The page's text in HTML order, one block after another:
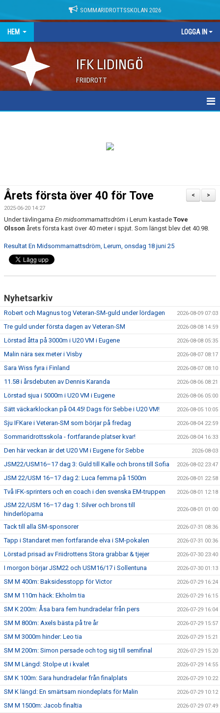
SOMMARIDROTTSSKOLAN 2026
HEM LOGGA IN
IFK LIDINGÖ
FRIIDROTT
>
<
Årets första över 40 för Tove
2025-06-20 14:27
Under tävlingarna En midsommarnattsdröm i Lerum kastade Tove
Olsson årets första kast över 40 meter i spjut. Som längst blev det 40.98.
Resultat En Midsommarnattsdröm, Lerum, onsdag 18 juni 25
Nyhetsarkiv
Robert och Magnus tog Veteran-SM-guld under lördagen 2026-08-09 07:03
Tre guld under första dagen av Veteran-SM 2026-08-08 14:59
Lörstad åtta på 3000m i U20 VM i Eugene 2026-08-08 05:35
Malin nära sex meter i Visby 2026-08-07 08:17
Sara Wiss fyra i Finland 2026-08-07 08:10
11.58 i årsdebuten av Dennis Karanda 2026-08-06 08:21
Lörstad sjua i 5000m i U20 VM i Eugene 2026-08-06 05:00
Sätt väckarklockan på 04.45! Dags för Sebbe i U20 VM! 2026-08-05 10:05
Sju IFKare i Veteran-SM som börjar på fredag 2026-08-04 22:59
Sommaridrottsskola - fortfarande platser kvar! 2026-08-04 16:33
Den här veckan är det U20 VM i Eugene för Sebbe 2026-08-03
JSM22/USM16–17 dag 3: Guld till Kalle och brons till Sofia 2026-08-02 23:47
JSM 22/USM 16–17 dag 2: Luca femma på 1500m 2026-08-01 22:58
Två IFK-sprinters och en coach i den svenska EM-truppen 2026-08-01 12:18
JSM 22/USM 16–17 dag 1: Silver och brons till
hinderlöparna
2026-08-01 01:00
Tack till alla SM-sponsorer 2026-07-31 08:36
Tapp i Standaret men fortfarande elva i SM-pokalen 2026-07-31 00:36
Lörstad prisad av Friidrottens Stora grabbar & tjejer 2026-07-30 23:40
I morgon börjar JSM22 och USM16/17 i Sollentuna 2026-07-30 01:13
SM M 400m: Baksidesstopp för Victor 2026-07-29 16:24
SM M 110m häck: Ekholm tia 2026-07-29 16:15
SM K 200m: Åsa bara fem hundradelar från pers 2026-07-29 16:04
SM M 800m: Axels bästa på tre år 2026-07-29 15:57
SM M 3000m hinder: Leo tia 2026-07-29 15:21
SM M 200m: Simon persade och tog sig till semifinal 2026-07-29 15:20
SM M Längd: Stolpe ut i kvalet 2026-07-29 14:55
SM K 100m: Sara hundradelar från finalplats 2026-07-29 10:22
SM K längd: En smärtsam niondeplats för Malin 2026-07-29 10:12
SM M 1500m: Jacob finaltia 2026-07-29 07:49